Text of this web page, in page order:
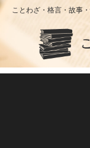
ことわざ・格言・故事